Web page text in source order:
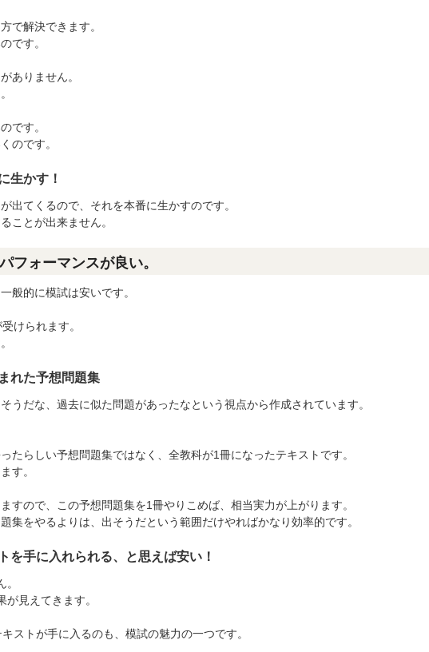
で解決できます。
です。
ありません。
です。
のです。
生かす！
出てくるので、それを本番に生かすのです。
ことが出来ません。
フォーマンスが良い。
般的に模試は安いです。
けられます。
れた予想問題集
うだな、過去に似た問題があったなという視点から作成されています。
たらしい予想問題集ではなく、全教科が1冊になったテキストです。
す。
すので、この予想問題集を1冊やりこめば、相当実力が上がります。
集をやるよりは、出そうだという範囲だけやればかなり効率的です。
を手に入れられる、と思えば安い！
見えてきます。
ストが手に入るのも、模試の魅力の一つです。